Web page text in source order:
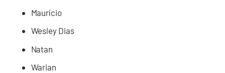
Maurício
Wesley Dias
Natan
Warian